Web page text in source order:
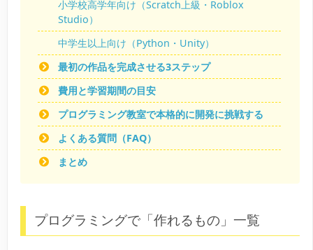
小学校高学年向け（Scratch上級・Roblox
Studio）
中学生以上向け（Python・Unity）
最初の作品を完成させる3ステップ
費用と学習期間の目安
プログラミング教室で本格的に開発に挑戦する
よくある質問（FAQ）
まとめ
プログラミングで「作れるもの」一覧